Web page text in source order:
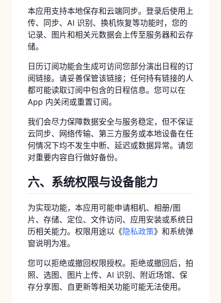
本应用支持本地保存和云端同步。登录后使用上
传、同步、AI 识别、换机恢复等功能时，您的
记录、图片和相关元数据会上传至服务器和云存
储。
日历订阅功能会生成可访问您部分演出日程的订
阅链接。请妥善保管该链接；任何持有链接的人
都可能读取订阅中包含的日程信息。您可以在
App 内关闭或重置订阅。
我们会尽力保障数据安全与服务稳定，但不保证
云同步、网络传输、第三方服务或本地设备在任
何情况下均不发生中断、延迟或数据异常。请您
对重要内容自行做好备份。
六、系统权限与设备能力
为实现功能，本应用可能申请相机、相册/图
片、存储、定位、文件访问、应用安装或系统日
历相关能力。权限用途以《隐私政策》和系统弹
窗说明为准。
您可以拒绝或撤回权限授权。拒绝或撤回后，拍
照、选图、图片上传、AI 识别、附近场馆、保
存分享图、自更新等相关功能可能无法使用。